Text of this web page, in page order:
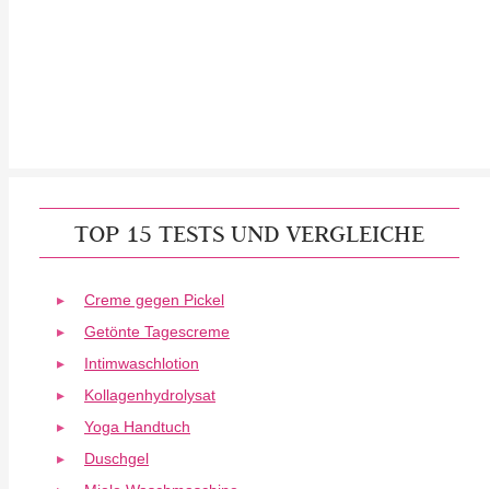
TOP 15 TESTS UND VERGLEICHE
Creme gegen Pickel
Getönte Tagescreme
Intimwaschlotion
Kollagenhydrolysat
Yoga Handtuch
Duschgel